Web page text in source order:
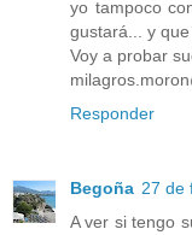
yo tampoco
gustará... y
Voy a probar
Responder
Begoña 27 de
A ver si tengo